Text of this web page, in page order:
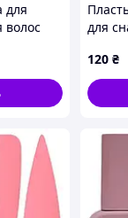
для
волос
мл
для
120 ₴